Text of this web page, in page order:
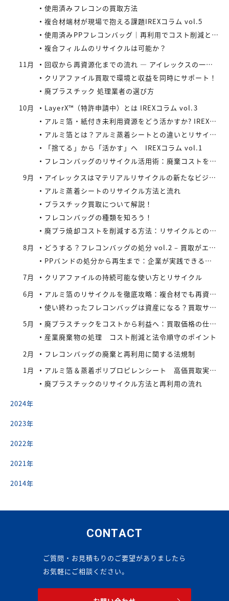
使用済みフレコンの買取方法
複合材端材が現場で抱える課題IREXコラム vol.5
使用済みPPフレコンバッグ｜再利用でコスト削減と環境負荷軽減を実現
複合フィルムのリサイクルは可能か？
11月
回収から再資源化までの流れ ― アイレックスの一貫処理体制 IREXコラム vol.4
クリアファイル買取で環境と収益を同時にサポート！
廃プラスチック 処理業者の選び方
10月
LayerX™（特許申請中）とは IREXコラム vol.3
アルミ箔・紙付き未利用資源をどう活かすか? IREXコラム vol.2
アルミ箔とは？アルミ蒸着シートとの違いとリサイクルの取り組み
「捨てる」から「活かす」へ IREXコラム vol.1
フレコンバッグのリサイクル活用術：廃棄コストを減らす具体策とは
9月
アイレックスはマテリアルリサイクルの新たなビジネスに着手
アルミ蒸着シートのリサイクル方法と流れ
プラスチック買取について解説！
フレコンバッグの種類を知ろう！
廃プラ焼却コストを削減する方法：リサイクルとの比較で見えてくる最適解
8月
どうする？フレコンバッグの処分 vol.2 – 買取がエコにつながる
PPバンドの処分から再生まで：企業が実践できるコスト効率の高い手法
7月
クリアファイルの持続可能な使い方とリサイクル
6月
アルミ箔のリサイクルを徹底攻略：複合材でも再資源化できる最新手法とアイレックス株式会社の取り組み
使い終わったフレコンバッグは資産になる？買取サービスを活用したリサイクル戦略
5月
廃プラスチックをコストから利益へ：買取価格の仕組みと高値で売るコツ
産業廃棄物の処理 コスト削減と法令順守のポイント
2月
フレコンバッグの廃棄と再利用に関する法規制
1月
アルミ箔＆蒸着ポリプロピレンシート 高価買取実施中
廃プラスチックのリサイクル方法と再利用の流れ
2024年
2023年
2022年
2021年
2014年
CONTACT
ご質問・お見積もりのご要望がありましたら
お気軽にご相談ください。